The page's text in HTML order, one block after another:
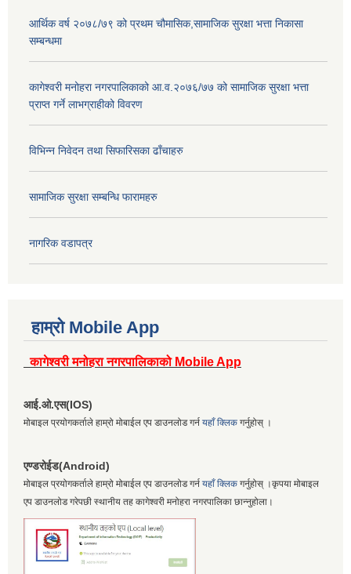
आर्थिक वर्ष २०७८/७९ को प्रथम चौमासिक,सामाजिक सुरक्षा भत्ता निकासा
सम्बन्धमा
कागेश्वरी मनोहरा नगरपालिकाको आ.व.२०७६/७७ को सामाजिक सुरक्षा भत्ता
प्राप्त गर्ने लाभग्राहीको विवरण
विभिन्न निवेदन तथा सिफारिसका ढाँचाहरु
सामाजिक सुरक्षा सम्बन्धि फारामहरु
नागरिक वडापत्र
हाम्रो Mobile App
कागेश्वरी मनोहरा नगरपालिकाको Mobile App
आई.ओ.एस(IOS)
मोबाइल प्रयोगकर्ताले हाम्रो मोबाईल एप डाउनलोड गर्न यहाँ क्लिक गर्नुहोस् ।
एण्डरोईड(Android)
मोबाइल प्रयोगकर्ताले हाम्रो मोबाईल एप डाउनलोड गर्न यहाँ क्लिक गर्नुहोस् ।कृपया मोबाइल
एप डाउनलोड गरेपछी स्थानीय तह कागेश्वरी मनोहरा नगरपालिका छान्नुहोला।